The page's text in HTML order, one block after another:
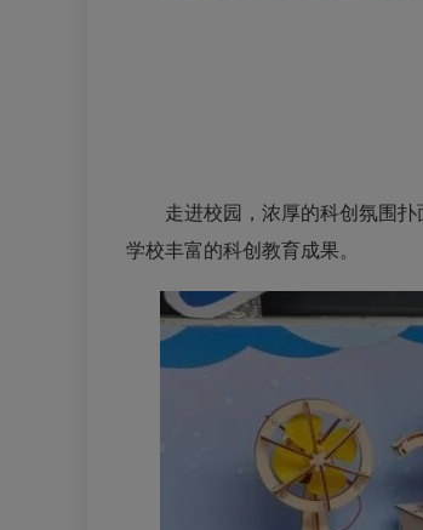
走进校园，浓厚的科创氛围扑
学校丰富的科创教育成果。